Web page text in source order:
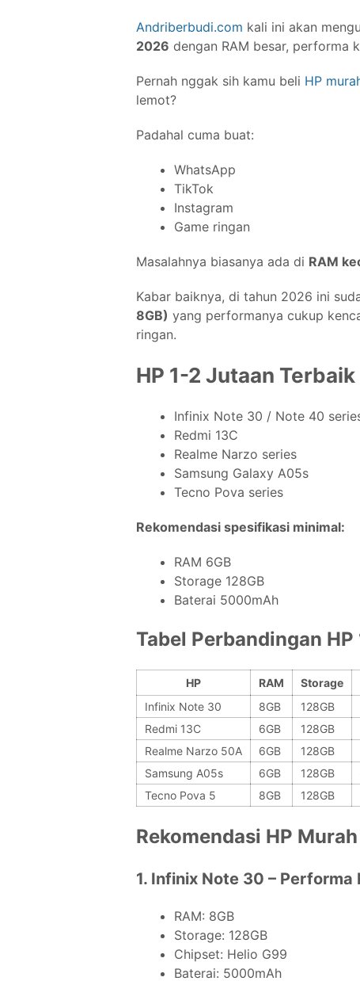
Andriberbudi.com kali ini akan
2026 dengan RAM besar, performa
Pernah nggak sih kamu beli HP
lemot?
Padahal cuma buat:
WhatsApp
TikTok
Instagram
Game ringan
Masalahnya biasanya ada di RAM
Kabar baiknya, di tahun 2026 ini
8GB) yang performanya cukup
ringan.
HP 1-2 Jutaan
Infinix Note 30 / Note 40
Redmi 13C
Realme Narzo series
Samsung Galaxy A05s
Tecno Pova series
Rekomendasi spesifikasi minimal:
RAM 6GB
Storage 128GB
Baterai 5000mAh
Tabel Perbandingan
HP RAM Storage
Infinix Note 30
8GB 128GB
Redmi 13C
6GB 128GB
Realme Narzo 50A
6GB 128GB
Samsung A05s
6GB 128GB
Tecno Pova 5
8GB 128GB
Rekomendasi HP
1. Infinix Note 30 – Performa
RAM: 8GB
Storage: 128GB
Chipset: Helio G99
Baterai: 5000mAh